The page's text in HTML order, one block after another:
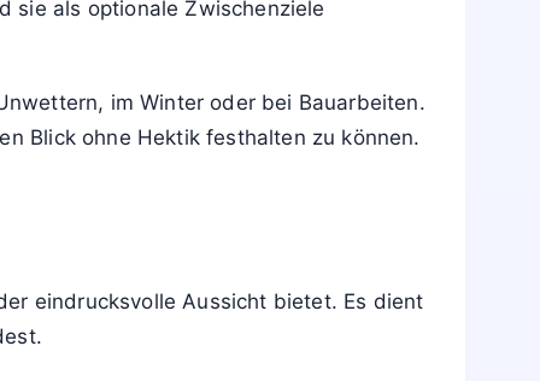
sie als optionale Zwischenziele
im Winter oder bei Bauarbeiten.
Blick ohne Hektik festhalten zu können.
eindrucksvolle Aussicht bietet. Es dient